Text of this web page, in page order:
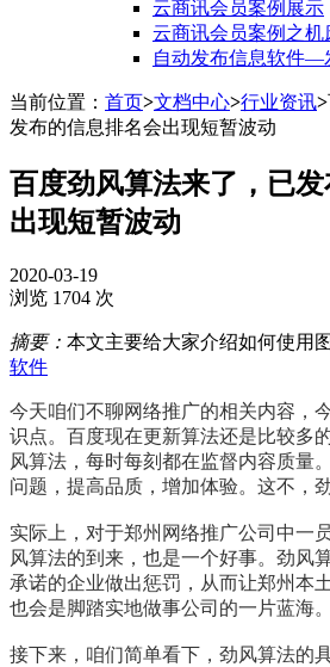
云商讯会员案例展示
云商讯会员案例之
自动发布信息软件—
当前位置： 首页>文档中心>行业资讯>
发布的信息排名会出现短暂波动
百度劲风算法来了，已
出现短暂波动
2020-03-19
浏览 1704 次
摘要： 本文主要给大家介绍如何使用
软件
今天咱们不聊网络推广的相关内容，
识点。百度现在更新算法还是比较多
风算法，每时每刻都在监督内容质量
问题，提高品质，增加体验。这不，
实际上，对于郑州网络推广公司中一
风算法的到来，也是一个好事。劲风
承诺的企业做出惩罚，从而让郑州本
也会是脚踏实地做事公司的一片蓝海。
接下来，咱们简单看下，劲风算法的